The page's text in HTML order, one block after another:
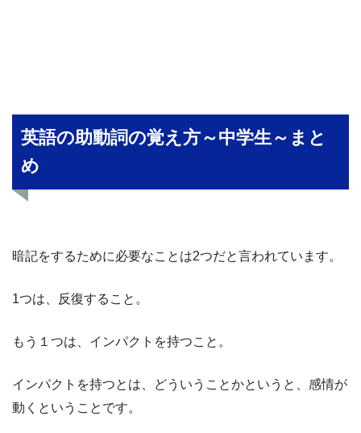
英語の助動詞の覚え方～中学生～まと
め
暗記をするために必要なことは2つだと言われています。
1つは、反復すること。
もう１つは、インパクトを持つこと。
インパクトを持つとは、どういうことかというと、感情が
動くということです。